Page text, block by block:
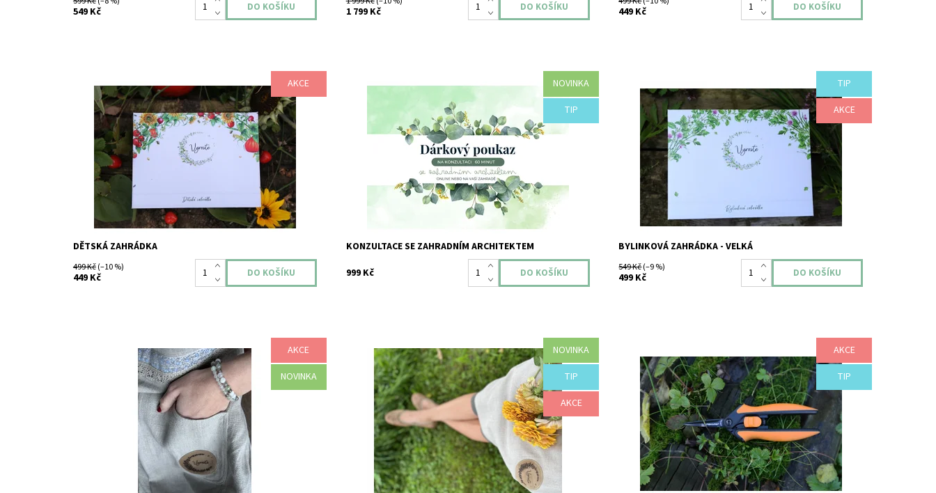
549 Kč 1 799 Kč 449 Kč
AKCE
Kolekce oblíbené zeleniny vhodná i pro děti a zahrádkáře
začátečníky.
Dostupnost:
Skladem
DĚTSKÁ ZAHRÁDKA
499 Kč(–10 %)
449 Kč
NOVINKA
TIP
Nevíte si rady s dárkem pro své blízké na míru? Darujte jim
třeba hodinu odborné konzultace na jejich zahrádce...
Napiště nám na info@vyroste.cz přímo o termín nebo
darujte náš Dárkový poukaz svým blízkým.
Skladem
VYROSTE
KONZULTACE SE ZAHRADNÍM ARCHITEKTEM
999 Kč
TIP
AKCE
Nyní VĚTŠÍ! Nejoblíbenější semínková kolekce VYROSTE
nyní rozšířená o další oblíbené bylinky!
Dostupnost:
Skladem
BYLINKOVÁ ZAHRÁDKA - VELKÁ
549 Kč(–9 %)
499 Kč
AKCE
NOVINKA
I na zahradě Vám to může slušet! Třeba v naší originální
lněné zástěře VYROSTE, určené nejen k zahradničení.
Ušito precizně šikovnými ručičkami pod Beskydami 100%
len vyšší gramáže Logo z pravé hovězí kůže Zdobeno
kvalitní stuhou a lněnou krajkou
Skladem
NOVINKA
TIP
AKCE
Na zahradě vám to nemusí jen jít od ruky...může vám to
taky pěkně slušet! Dárková krabice, obsahující vysoce
kvalitní, originálně navrženou ZÁSTĚRU pro zahradničení
zn. VYROSTE, vyrobenou beskydskou šicí dílnou z
kvalitního 100% lnu. Univerzální...
Dostupnost:
Skladem
AKCE
TIP
Nůžky na ošetřování a přesnou sklizeň květin a bylinek
Fiskars SP130 - aktuální model s ostřím ve stříbrné barvě.
Dostupnost:
Skladem
Značka:
Fiskars
Záruka:
2 roky